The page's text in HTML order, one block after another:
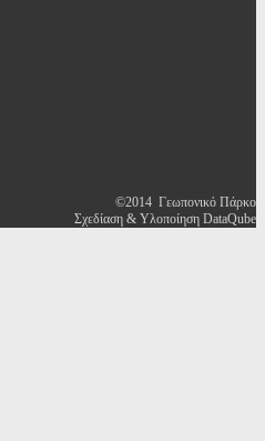
©2014 Γεωπονικό Πάρκο
Σχεδίαση & Υλοποίηση DataQube